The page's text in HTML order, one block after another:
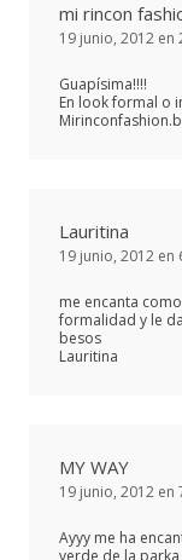
mi rincon
19 junio, 2012 en
Guapísima!!!!
En look formal o
Lauritina
19 junio, 2012 en
me encanta
formalidad y le
besos
Lauritina
MY WAY
19 junio, 2012 en
Ayyy me ha